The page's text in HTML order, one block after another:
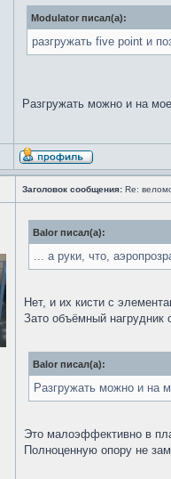
Modulator писал(а):
разгружать five point и
Разгружать можно и на
Заголовок сообщения: Re:
Balor писал(а):
... а руки, что,
Нет, и их кисти с
Зато объёмный нагрудник
Balor писал(а):
Разгружать можно и на
Это малоэффективно в
Полноценную опору не